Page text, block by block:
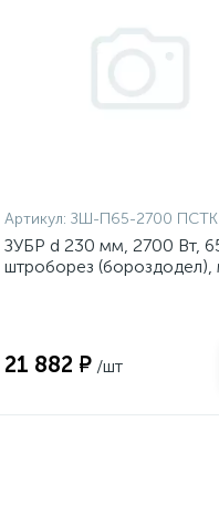
Артикул: ЗШ-П65-2700 ПСТК
ЗУБР d 230 мм, 2700 Вт,
штроборез (бороздодел),
21 882 ₽ /шт